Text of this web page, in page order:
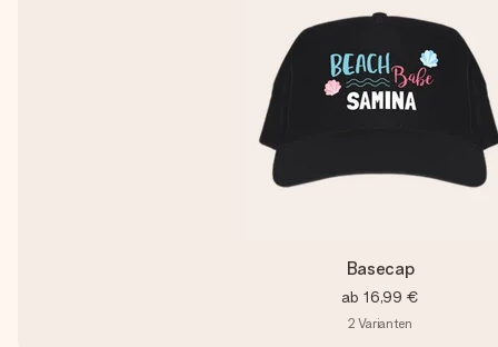
Basecap
ab 16,99 €
2 Varianten